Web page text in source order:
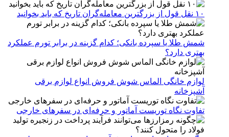
۱۰ نقل قول از بزرگترین معامله‌گران تاریخ که باید بخوانید
شمش طلا یا سپرده بانکی؛ کدام گزینه در برابر تورم عملکرد
بهتری دارد؟
لوازم خانگی الماس شوش فروش انواع لوازم برقی
آشپزخانه
تفاوت نگاه توریست آماتور و حرفه‌ای در سفرهای خارجی